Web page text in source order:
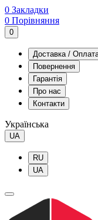
0 Закладки
0 Порівняння
0
Доставка /
Повернення
Гарантія
Про нас
Контакти
Українська
UA
RU
UA